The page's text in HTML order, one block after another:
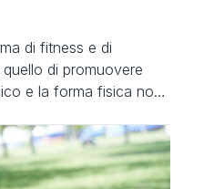
di fitness e di
di promuovere
e la forma fisica non
per instillare un
fisica. La ricerca
e i giovani che